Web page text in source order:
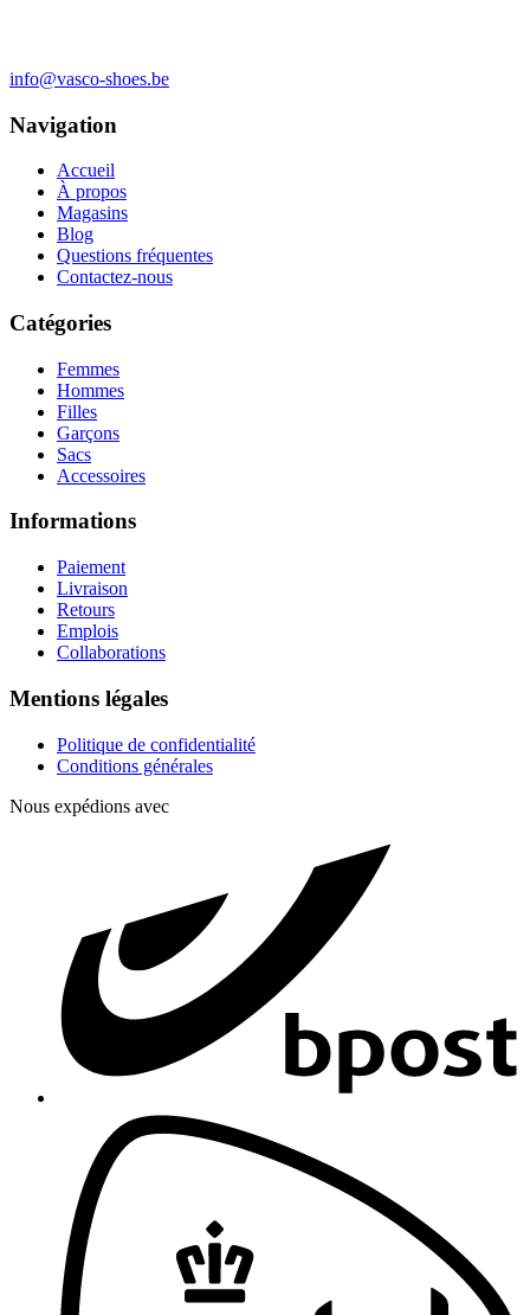
info@vasco-shoes.be
Navigation
Accueil
À propos
Magasins
Blog
Questions fréquentes
Contactez-nous
Catégories
Femmes
Hommes
Filles
Garçons
Sacs
Accessoires
Informations
Paiement
Livraison
Retours
Emplois
Collaborations
Mentions légales
Politique de confidentialité
Conditions générales
Nous expédions avec